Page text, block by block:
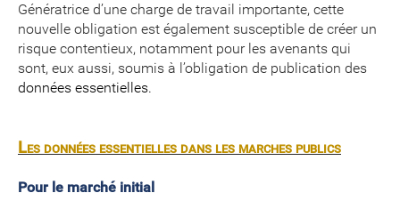
Génératrice d’une charge de travail importante, cette
nouvelle obligation est également susceptible de créer un
risque contentieux, notamment pour les avenants qui
sont, eux aussi, soumis à l’obligation de publication des
données essentielles.
Les données essentielles dans les marches publics
Pour le marché initial